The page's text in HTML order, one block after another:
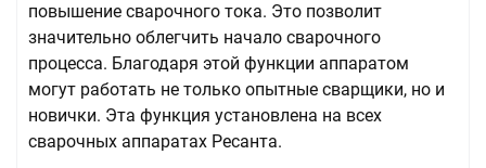
повышение сварочного тока. Это позволит
значительно облегчить начало сварочного
процесса. Благодаря этой функции аппаратом
могут работать не только опытные сварщики, но и
новички. Эта функция установлена на всех
сварочных аппаратах Ресанта.